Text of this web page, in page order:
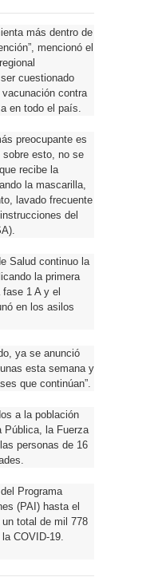
más dentro de
mencionó el
cuestionado
contra
en todo el país.
preocupante es
sobre esto, no se
recibe la
la mascarilla,
lavado frecuente
del
Salud continuo la
la primera
1 A y el
en los asilos
ya se anunció
esta semana y
que continúan”.
a la población
Pública, la Fuerza
personas de 16
Programa
(PAI) hasta el
total de mil 778
COVID-19.